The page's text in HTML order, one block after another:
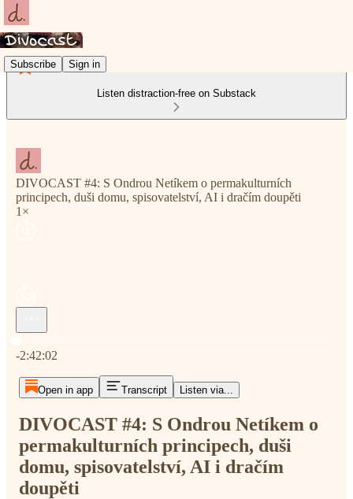
Subscribe Sign in
Listen distraction-free on Substack
DIVOCAST #4: S Ondrou Netíkem o permakulturních
principech, duši domu, spisovatelství, AI i dračím doupěti
1×
-2:42:02
Open in app Transcript Listen via...
DIVOCAST #4: S Ondrou Netíkem o
permakulturních principech, duši
domu, spisovatelství, AI i dračím
doupěti